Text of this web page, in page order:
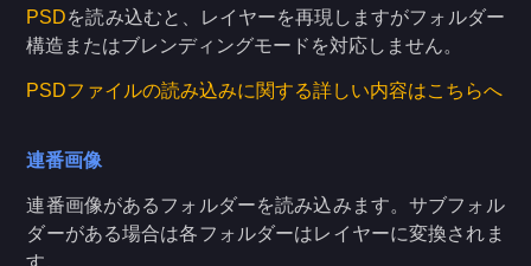
PSDを読み込むと、レイヤーを再現しますがフォルダー
構造またはブレンディングモードを対応しません。
PSDファイルの読み込みに関する詳しい内容はこちらへ
連番画像
連番画像があるフォルダーを読み込みます。サブフォル
ダーがある場合は各フォルダーはレイヤーに変換されま
す。